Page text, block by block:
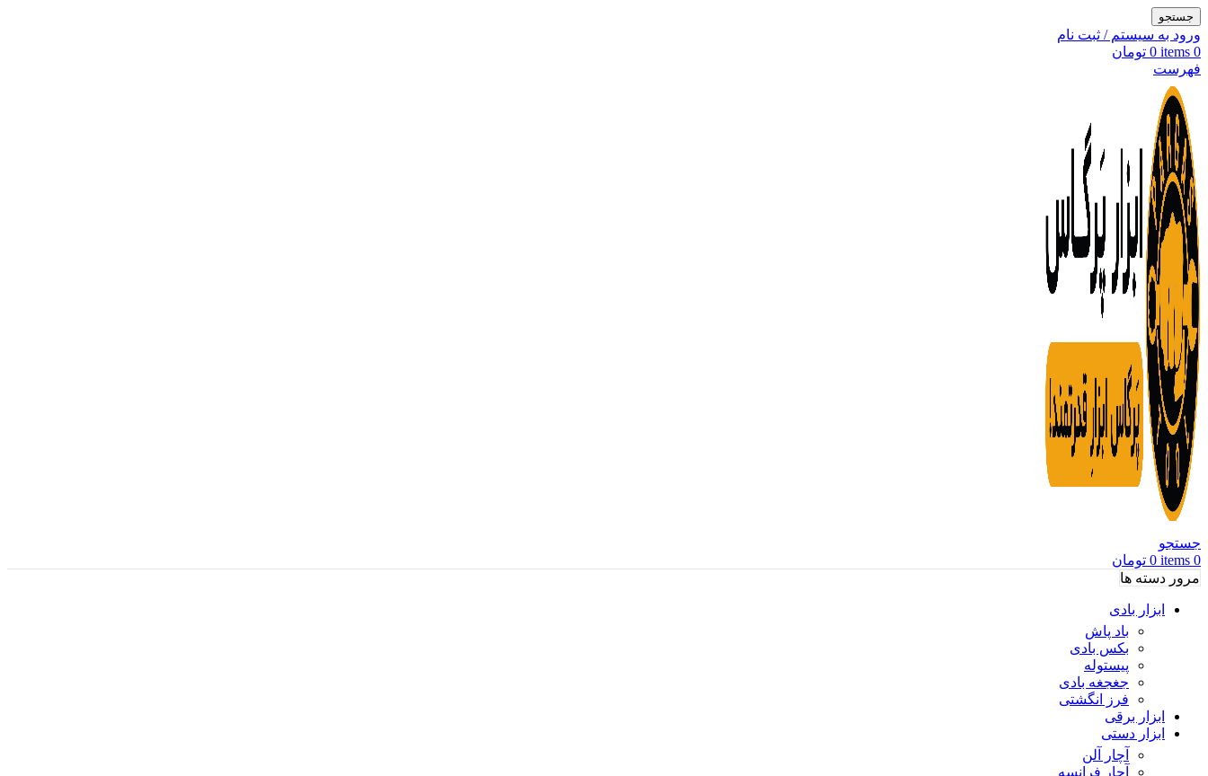
جستجو
ورود به سیستم / ثبت نام
0
items
0 تومان
فهرست
جستجو
0
items
0 تومان
مرور دسته ها
ابزار بادی
باد پاش
بکس بادی
پیستوله
جغجغه بادی
فرز انگشتی
ابزار برقی
ابزار دستی
آچار آلن
آچار فرانسه